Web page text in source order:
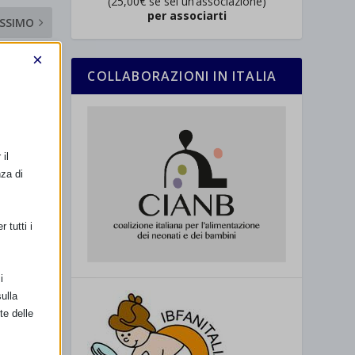
per associarti
COLLABORAZIONI IN ITALIA
×
di
tutti i
delle